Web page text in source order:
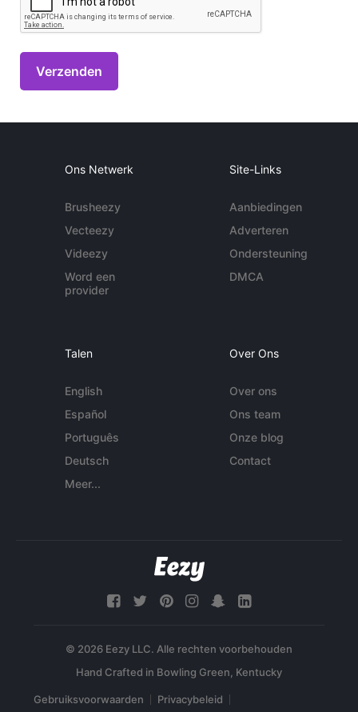
Ons Netwerk
Brusheezy
Vecteezy
Videezy
Word een
provider
Site-Links
Aanbiedingen
Adverteren
Ondersteuning
DMCA
Talen
English
Español
Português
Deutsch
Meer...
Over Ons
Over ons
Ons team
Onze blog
Contact
© 2026 Eezy LLC. Alle rechten voorbehouden
Gebruiksvoorwaarden Privacybeleid